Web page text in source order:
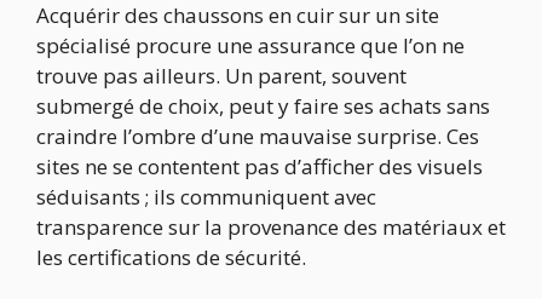
Acquérir des chaussons en cuir sur un site
spécialisé procure une assurance que l’on ne
trouve pas ailleurs. Un parent, souvent
submergé de choix, peut y faire ses achats sans
craindre l’ombre d’une mauvaise surprise. Ces
sites ne se contentent pas d’afficher des visuels
séduisants ; ils communiquent avec
transparence sur la provenance des matériaux et
les certifications de sécurité.